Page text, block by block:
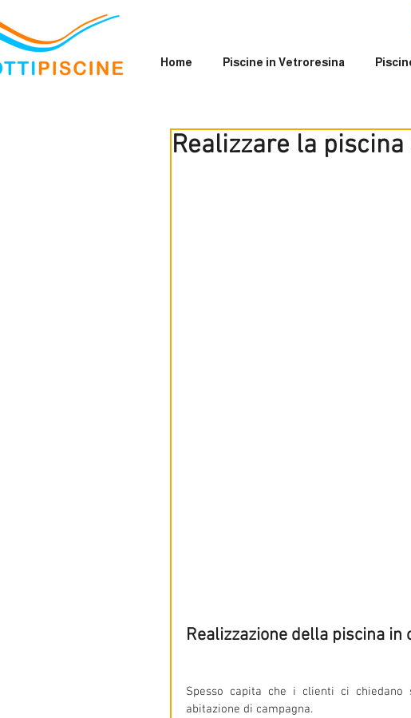
Home Piscine in Vetroresina
Realizzare la
Realizzazione della piscina
Spesso capita che i clienti ci
abitazione di campagna.